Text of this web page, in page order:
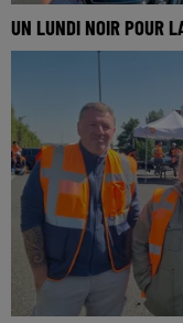
UN LUNDI NOIR POUR